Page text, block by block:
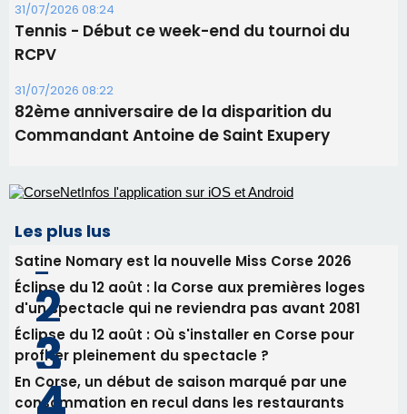
31/07/2026 08:24
Tennis - Début ce week-end du tournoi du
RCPV
31/07/2026 08:22
82ème anniversaire de la disparition du
Commandant Antoine de Saint Exupery
Les plus lus
Satine Nomary est la nouvelle Miss Corse 2026
Éclipse du 12 août : la Corse aux premières loges
d'un spectacle qui ne reviendra pas avant 2081
Éclipse du 12 août : Où s'installer en Corse pour
profiter pleinement du spectacle ?
En Corse, un début de saison marqué par une
consommation en recul dans les restaurants